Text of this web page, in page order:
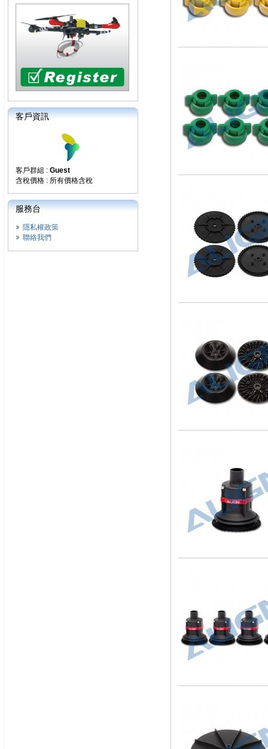
客戶資訊
客戶群組 : Guest
含稅價格 : 所有價格含稅
服務台
隱私權政策
聯絡我們